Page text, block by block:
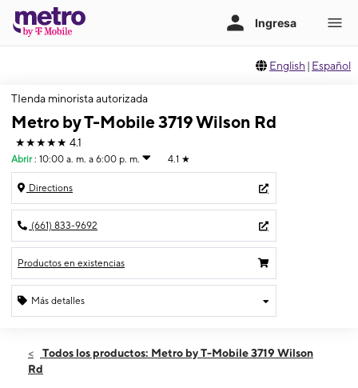
English | Español
TIenda minorista autorizada
Metro by T-Mobile 3719 Wilson Rd
★★★★★ 4.1
Abrir : 10:00 a. m. a 6:00 p. m. 4.1 ★
Directions
(661) 833-9692
Productos en existencias
Más detalles
Jueves:10:00 a. m. a 6:00 p. m.
Viernes:
Todos los productos: Metro by T-Mobile 3719 Wilson
Rd